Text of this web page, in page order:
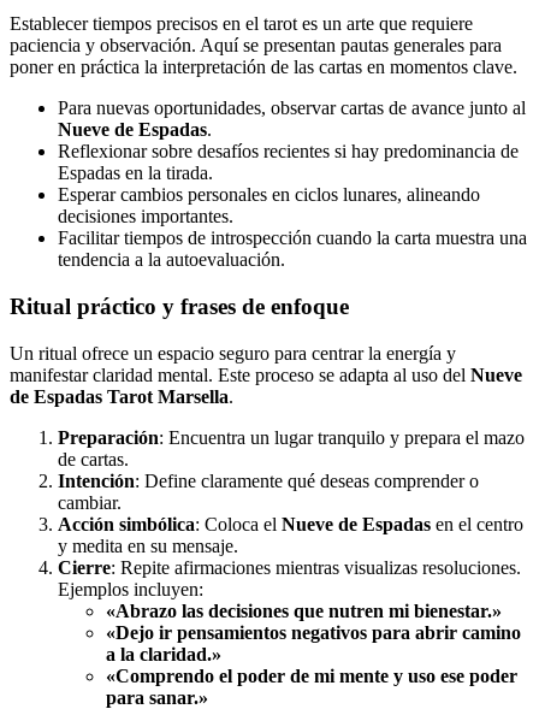
Establecer tiempos precisos en el tarot es un arte que requiere
paciencia y observación. Aquí se presentan pautas generales para
poner en práctica la interpretación de las cartas en momentos clave.
Para nuevas oportunidades, observar cartas de avance junto al
Nueve de Espadas.
Reflexionar sobre desafíos recientes si hay predominancia de
Espadas en la tirada.
Esperar cambios personales en ciclos lunares, alineando
decisiones importantes.
Facilitar tiempos de introspección cuando la carta muestra una
tendencia a la autoevaluación.
Ritual práctico y frases de enfoque
Un ritual ofrece un espacio seguro para centrar la energía y
manifestar claridad mental. Este proceso se adapta al uso del Nueve
de Espadas Tarot Marsella.
Preparación: Encuentra un lugar tranquilo y prepara el mazo
de cartas.
Intención: Define claramente qué deseas comprender o
cambiar.
Acción simbólica: Coloca el Nueve de Espadas en el centro
y medita en su mensaje.
Cierre: Repite afirmaciones mientras visualizas resoluciones.
Ejemplos incluyen:
«Abrazo las decisiones que nutren mi bienestar.»
«Dejo ir pensamientos negativos para abrir camino
a la claridad.»
«Comprendo el poder de mi mente y uso ese poder
para sanar.»